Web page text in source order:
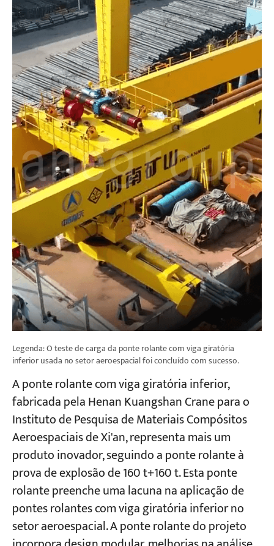
Legenda: O teste de carga da ponte rolante com viga giratória
inferior usada no setor aeroespacial foi concluído com sucesso.
A ponte rolante com viga giratória inferior,
fabricada pela Henan Kuangshan Crane para o
Instituto de Pesquisa de Materiais Compósitos
Aeroespaciais de Xi'an, representa mais um
produto inovador, seguindo a ponte rolante à
prova de explosão de 160 t+160 t. Esta ponte
rolante preenche uma lacuna na aplicação de
pontes rolantes com viga giratória inferior no
setor aeroespacial. A ponte rolante do projeto